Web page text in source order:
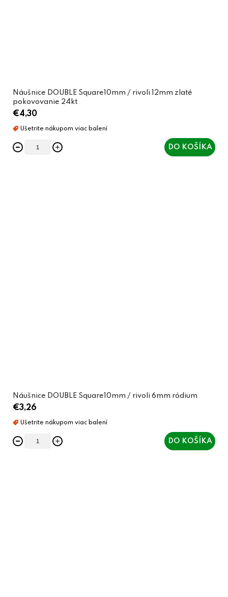
Náušnice DOUBLE Square10mm / rivoli 12mm zlaté
pokovovanie 24kt
€4,30
DO KOŠÍKA
Náušnice DOUBLE Square10mm / rivoli 6mm ródium
€3,26
DO KOŠÍKA